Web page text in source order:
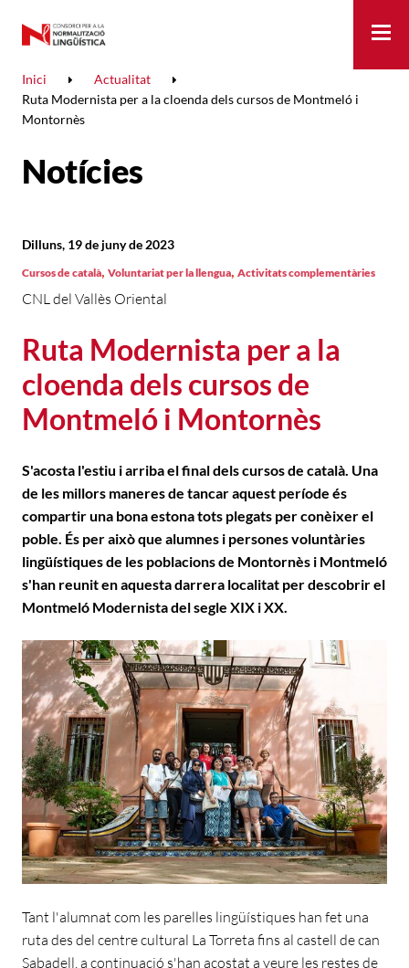
Inici
Actualitat
Ruta Modernista per a la cloenda dels cursos de Montmeló i
Montornès
Notícies
Ruta Modernista per a la
cloenda dels cursos de
Montmeló i Montornès
CNL del Vallès Oriental
Dilluns, 19 de juny de 2023
Cursos de català, Voluntariat per la llengua, Activitats complementàries
S'acosta l'estiu i arriba el final dels cursos de català. Una
de les millors maneres de tancar aquest període és
compartir una bona estona tots plegats per conèixer el
poble. És per això que alumnes i persones voluntàries
lingüístiques de les poblacions de Montornès i Montmeló
s'han reunit en aquesta darrera localitat per descobrir el
Montmeló Modernista del segle XIX i XX.
Tant l'alumnat com les parelles lingüístiques han fet una
ruta des del centre cultural La Torreta fins al castell de can
Sabadell, a continuació s'han acostat a veure les restes de